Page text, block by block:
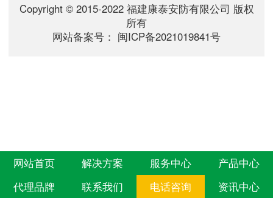
一直致力于“全球防护，本地服务”的理
念，为逾万家客户提...
Copyright © 2015-2022 福建康泰安防有限公司 版权
所有
网站备案号： 闽ICP备2021019841号
网站首页 解决方案 服务中心
产品中心
代理品牌
联系我们 电话咨询 资讯中心